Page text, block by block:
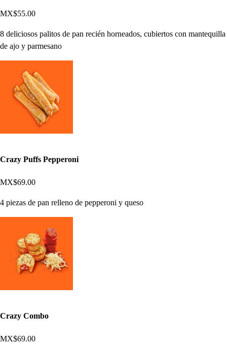
MX$55.00
8 deliciosos palitos de pan recién horneados, cubiertos con mantequilla
de ajo y parmesano
Crazy Puffs Pepperoni
MX$69.00
4 piezas de pan relleno de pepperoni y queso
Crazy Combo
MX$69.00